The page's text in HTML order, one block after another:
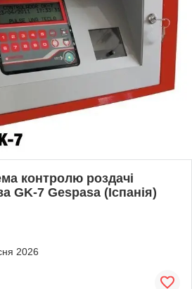
контролю роздачі
GK-7 Gespasa (Іспанія)
2026